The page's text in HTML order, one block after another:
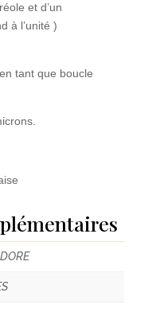
et d’un
à l’unité )
tant que boucle